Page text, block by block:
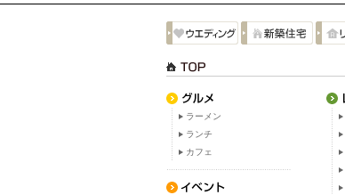
ラーメン
ランチ
カフェ